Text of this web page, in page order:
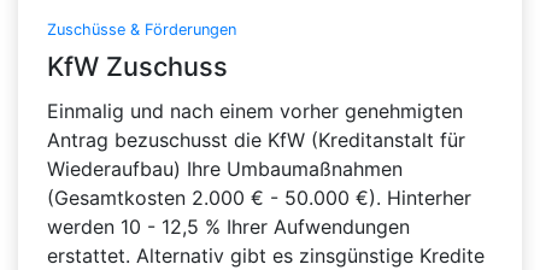
Zuschüsse & Förderungen
KfW Zuschuss
Einmalig und nach einem vorher genehmigten
Antrag bezuschusst die KfW (Kreditanstalt für
Wiederaufbau) Ihre Umbaumaßnahmen
(Gesamtkosten 2.000 € - 50.000 €). Hinterher
werden 10 - 12,5 % Ihrer Aufwendungen
erstattet. Alternativ gibt es zinsgünstige Kredite